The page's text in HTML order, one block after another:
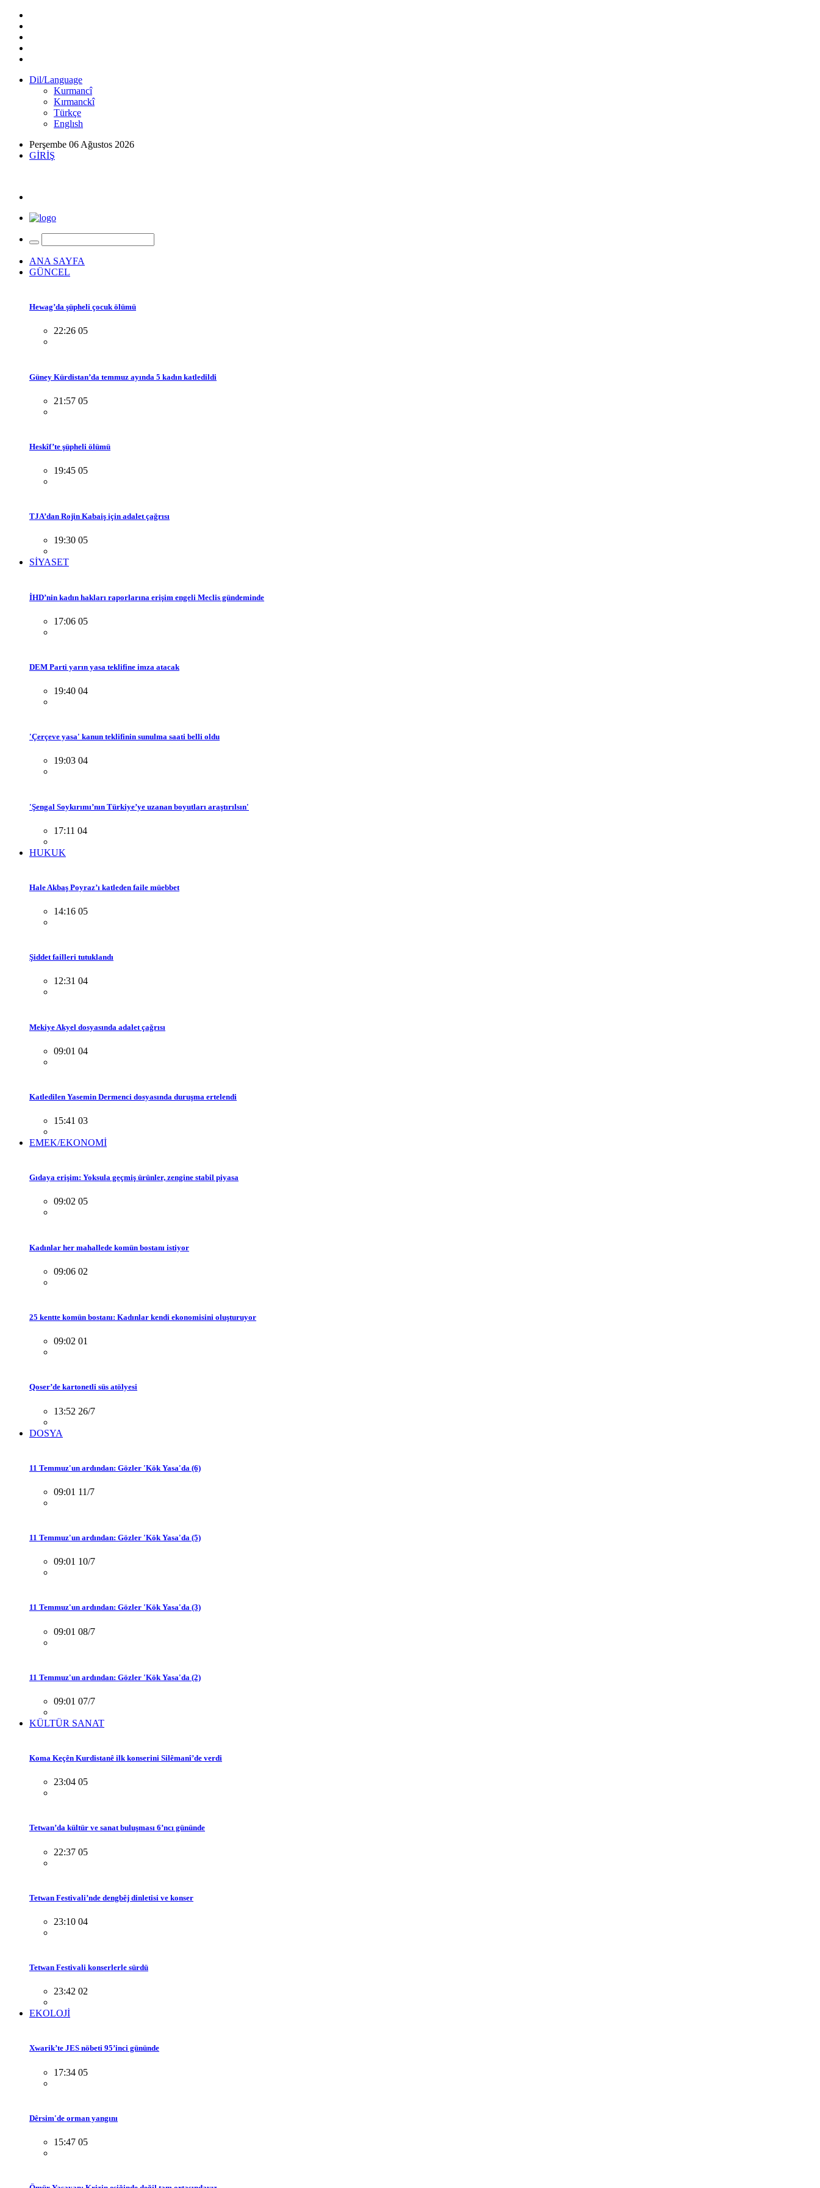
Dil/Language
Kurmancî
Kırmanckî
Türkçe
Englısh
Perşembe 06 Ağustos 2026
GİRİŞ
ANA SAYFA
GÜNCEL
Hewag’da şüpheli çocuk ölümü
22:26 05
Güney Kürdistan’da temmuz ayında 5 kadın katledildi
21:57 05
Heskîf’te şüpheli ölümü
19:45 05
TJA’dan Rojin Kabaiş için adalet çağrısı
19:30 05
SİYASET
İHD’nin kadın hakları raporlarına erişim engeli Meclis gündeminde
17:06 05
DEM Parti yarın yasa teklifine imza atacak
19:40 04
'Çerçeve yasa' kanun teklifinin sunulma saati belli oldu
19:03 04
'Şengal Soykırımı’nın Türkiye’ye uzanan boyutları araştırılsın'
17:11 04
HUKUK
Hale Akbaş Poyraz’ı katleden faile müebbet
14:16 05
Şiddet failleri tutuklandı
12:31 04
Mekiye Akyel dosyasında adalet çağrısı
09:01 04
Katledilen Yasemin Dermenci dosyasında duruşma ertelendi
15:41 03
EMEK/EKONOMİ
Gıdaya erişim: Yoksula geçmiş ürünler, zengine stabil piyasa
09:02 05
Kadınlar her mahallede komün bostanı istiyor
09:06 02
25 kentte komün bostanı: Kadınlar kendi ekonomisini oluşturuyor
09:02 01
Qoser’de kartonetli süs atölyesi
13:52 26/7
DOSYA
11 Temmuz'un ardından: Gözler 'Kök Yasa'da (6)
09:01 11/7
11 Temmuz'un ardından: Gözler 'Kök Yasa'da (5)
09:01 10/7
11 Temmuz'un ardından: Gözler 'Kök Yasa'da (3)
09:01 08/7
11 Temmuz'un ardından: Gözler 'Kök Yasa'da (2)
09:01 07/7
KÜLTÜR SANAT
Koma Keçên Kurdistanê ilk konserini Silêmanî’de verdi
23:04 05
Tetwan’da kültür ve sanat buluşması 6’ncı gününde
22:37 05
Tetwan Festivali’nde dengbêj dinletisi ve konser
23:10 04
Tetwan Festivali konserlerle sürdü
23:42 02
EKOLOJİ
Xwarik’te JES nöbeti 95’inci gününde
17:34 05
Dêrsim'de orman yangını
15:47 05